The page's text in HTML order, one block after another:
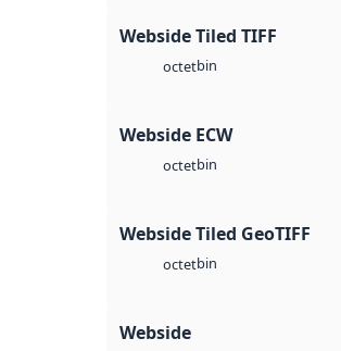
Webside Tiled TIFF
octetbin
Webside ECW
octetbin
Webside Tiled GeoTIFF
octetbin
Webside